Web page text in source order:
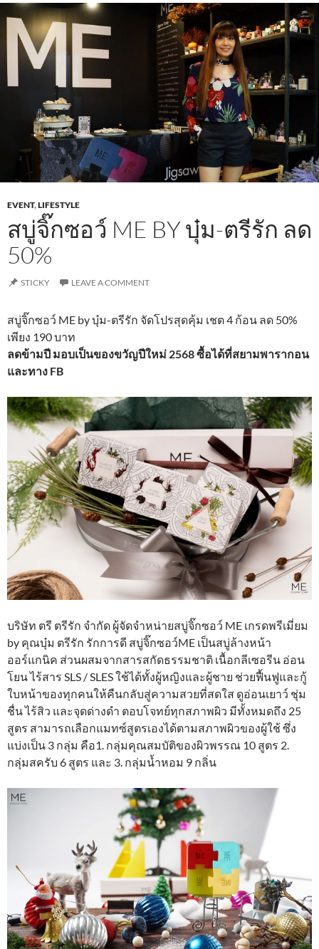
EVENT,LIFESTYLE
สบู่จิ๊กซอว์ ME BY บุ๋ม-ตรีรัก ลด
50%
STICKY LEAVE A COMMENT
สบู่จิ๊กซอว์ ME by บุ๋ม-ตรีรัก จัดโปรสุดคุ้ม เชต 4 ก้อน ลด 50%
เพียง 190 บาท
ลดข้ามปี มอบเป็นของขวัญปีใหม่ 2568 ซื้อได้ที่สยามพารากอน
และทาง FB
บริษัท ตรี ตรีรัก จำกัด ผู้จัดจำหน่ายสบู่จิ๊กซอว์ ME เกรดพรีเมี่ยม
by คุณบุ๋ม ตรีรัก รักการดี สบู่จิ๊กซอว์ME เป็นสบู่ล้างหน้า
ออร์แกนิค ส่วนผสมจากสารสกัดธรรมชาติ เนื้อกลีเซอรีน อ่อน
โยน ไร้สาร SLS / SLES ใช้ได้ทั้งผู้หญิงและผู้ชาย ช่วยฟื้นฟูและกู้
ใบหน้าของทุกคนให้คืนกลับสู่ความสวยที่สดใส ดูอ่อนเยาว์ ชุ่ม
ชื่น ไร้สิว และจุดด่างดำ ตอบโจทย์ทุกสภาพผิว มีทั้งหมดถึง 25
สูตร สามารถเลือกแมทซ์สูตรเองได้ตามสภาพผิวของผู้ใช้ ซึ่ง
แบ่งเป็น 3 กลุ่ม คือ1. กลุ่มคุณสมบัติของผิวพรรณ 10 สูตร 2.
กลุ่มสครับ 6 สูตร และ 3. กลุ่มน้ำหอม 9 กลิ่น